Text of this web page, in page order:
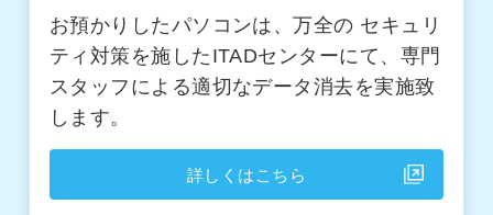
お預かりしたパソコンは、万全の セキュリ
ティ対策を施したITADセンターにて、専門
スタッフによる適切なデータ消去を実施致
します。
詳しくはこちら